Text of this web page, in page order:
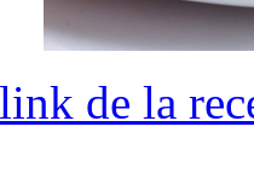
link de la